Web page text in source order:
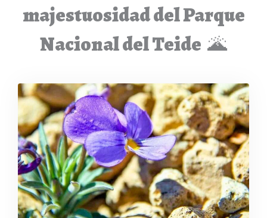
majestuosidad del Parque
Nacional del Teide 🌋